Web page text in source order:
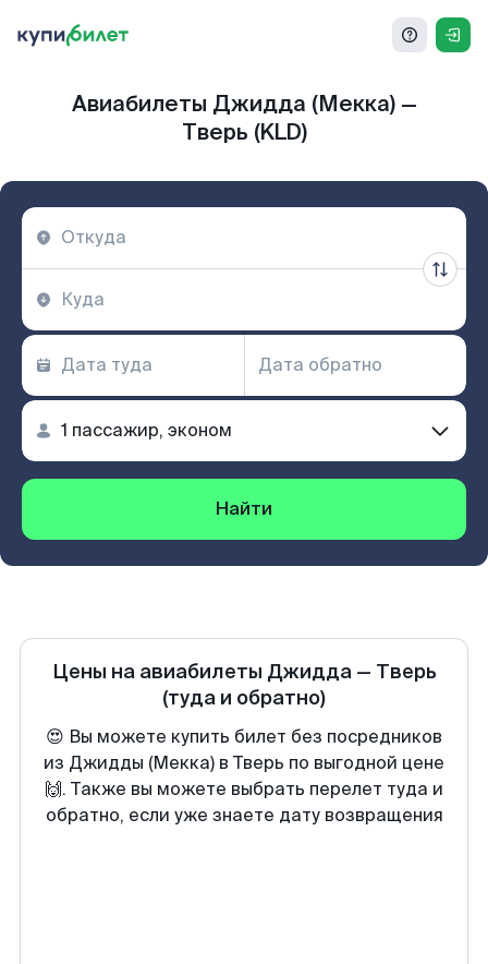
Авиабилеты Джидда (Мекка) —
Тверь (KLD)
Найти
Цены на авиабилеты Джидда— Тверь
(туда и обратно)
😍 Вы можете купить билет без посредников
из Джидды (Мекка) в Тверь по выгодной цене
🙌. Также вы можете выбрать перелет туда и
обратно, если уже знаете дату возвращения